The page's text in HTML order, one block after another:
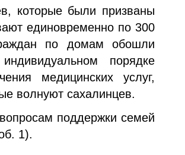
которые были призваны
единовременно по 300
по домам обошли
порядке
медицинских услуг,
волнуют сахалинцев.
поддержки семей
1).